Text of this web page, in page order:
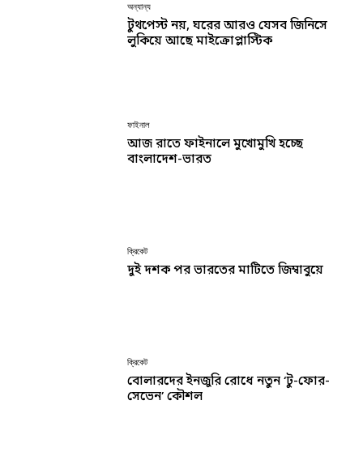
অন্যান্য
টুথপেস্ট নয়, ঘরের আরও যেসব জিনিসে
লুকিয়ে আছে মাইক্রোপ্লাস্টিক
ফাইনাল
আজ রাতে ফাইনালে মুখোমুখি হচ্ছে
বাংলাদেশ-ভারত
ক্রিকেট
দুই দশক পর ভারতের মাটিতে জিম্বাবুয়ে
ক্রিকেট
বোলারদের ইনজুরি রোধে নতুন ‘টু-ফোর-
সেভেন’ কৌশল